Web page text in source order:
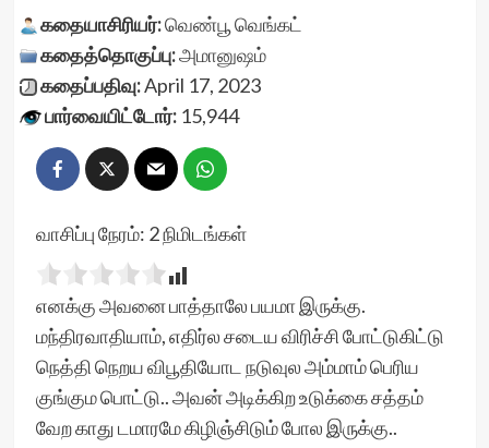
கதையாசிரியர்:வெண்பூ வெங்கட்
கதைத்தொகுப்பு:அமானுஷம்
கதைப்பதிவு:April 17, 2023
பார்வையிட்டோர்:15,944
வாசிப்பு நேரம்: 2நிமிடங்கள்
எனக்கு அவனை பாத்தாலே பயமா இருக்கு.
மந்திரவாதியாம், எதிர்ல சடைய விரிச்சி போட்டுகிட்டு
நெத்தி நெறய விபூதியோட நடுவுல அம்மாம் பெரிய
குங்கும பொட்டு.. அவன் அடிக்கிற உடுக்கை சத்தம்
வேற காது டமாரமே கிழிஞ்சிடும் போல இருக்கு..